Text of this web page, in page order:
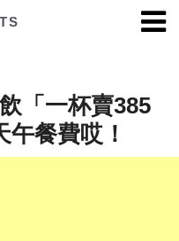
「一杯賣385
餐費哎！